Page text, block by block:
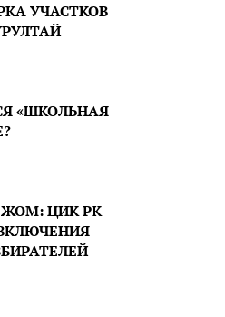
УЧАСТКОВ
«ШКОЛЬНАЯ
ЦИК РК